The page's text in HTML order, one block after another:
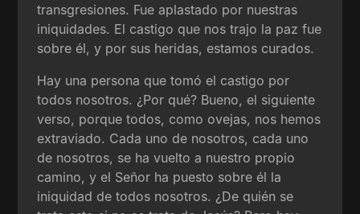
transgresiones. Fue aplastado por nuestras
iniquidades. El castigo que nos trajo la paz fue
sobre él, y por sus heridas, estamos curados.
Hay una persona que tomó el castigo por
todos nosotros. ¿Por qué? Bueno, el siguiente
verso, porque todos, como ovejas, nos hemos
extraviado. Cada uno de nosotros, cada uno
de nosotros, se ha vuelto a nuestro propio
camino, y el Señor ha puesto sobre él la
iniquidad de todos nosotros. ¿De quién se